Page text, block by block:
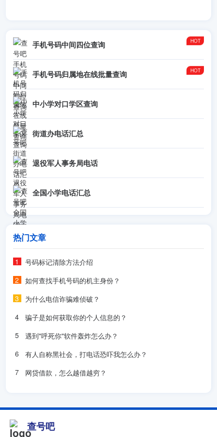
手机号码中间四位查询
手机号码归属地在线批量查询
中小学对口学区查询
街道办电话汇总
退役军人事务局电话
全国小学电话汇总
热门文章
号码标记清除方法介绍
如何查找手机号码的机主身份？
为什么电信诈骗难侦破？
骗子是如何获取你的个人信息的？
遇到"呼死你"软件轰炸怎么办？
有人自称黑社会，打电话恐吓我怎么办？
网贷借款，怎么越借越穷？
查号吧